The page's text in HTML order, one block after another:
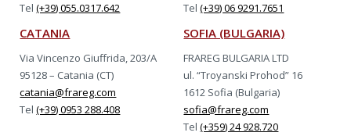
Tel(+39) 055.0317.642
Tel(+39) 06 9291.7651
CATANIA
Via Vincenzo Giuffrida, 203/A
95128 – Catania (CT)
catania@frareg.com
Tel(+39) 0953 288.408
SOFIA (BULGARIA)
FRAREG BULGARIA LTD
ul. “Troyanski Prohod” 16
1612 Sofia (Bulgaria)
sofia@frareg.com
Tel(+359) 24 928.720